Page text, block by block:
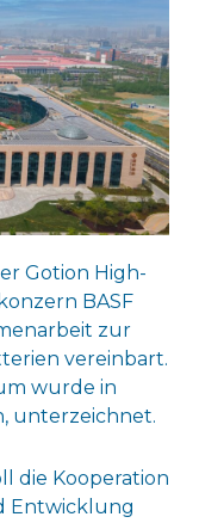
Gotion High-
BASF
zur
vereinbart.
wurde in
unterzeichnet.
die Kooperation
Entwicklung